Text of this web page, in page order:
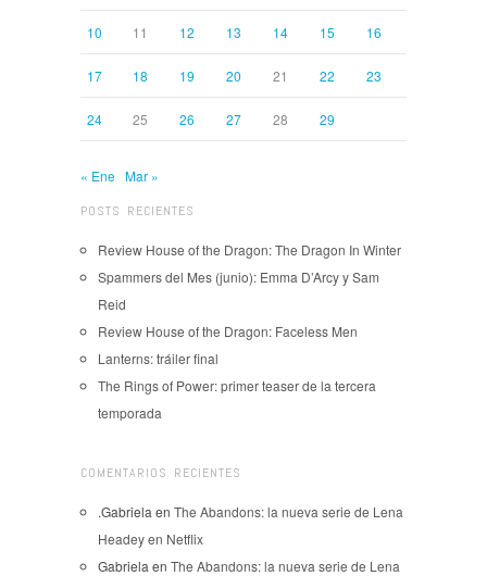
10 11 12 13 14 15 16
17 18 19 20 21 22 23
24 25 26 27 28 29
« Ene Mar »
POSTS RECIENTES
Review House of the Dragon: The Dragon In Winter
Spammers del Mes (junio): Emma D’Arcy y Sam
Reid
Review House of the Dragon: Faceless Men
Lanterns: tráiler final
The Rings of Power: primer teaser de la tercera
temporada
COMENTARIOS RECIENTES
.Gabriela en The Abandons: la nueva serie de Lena
Headey en Netflix
Gabriela en The Abandons: la nueva serie de Lena